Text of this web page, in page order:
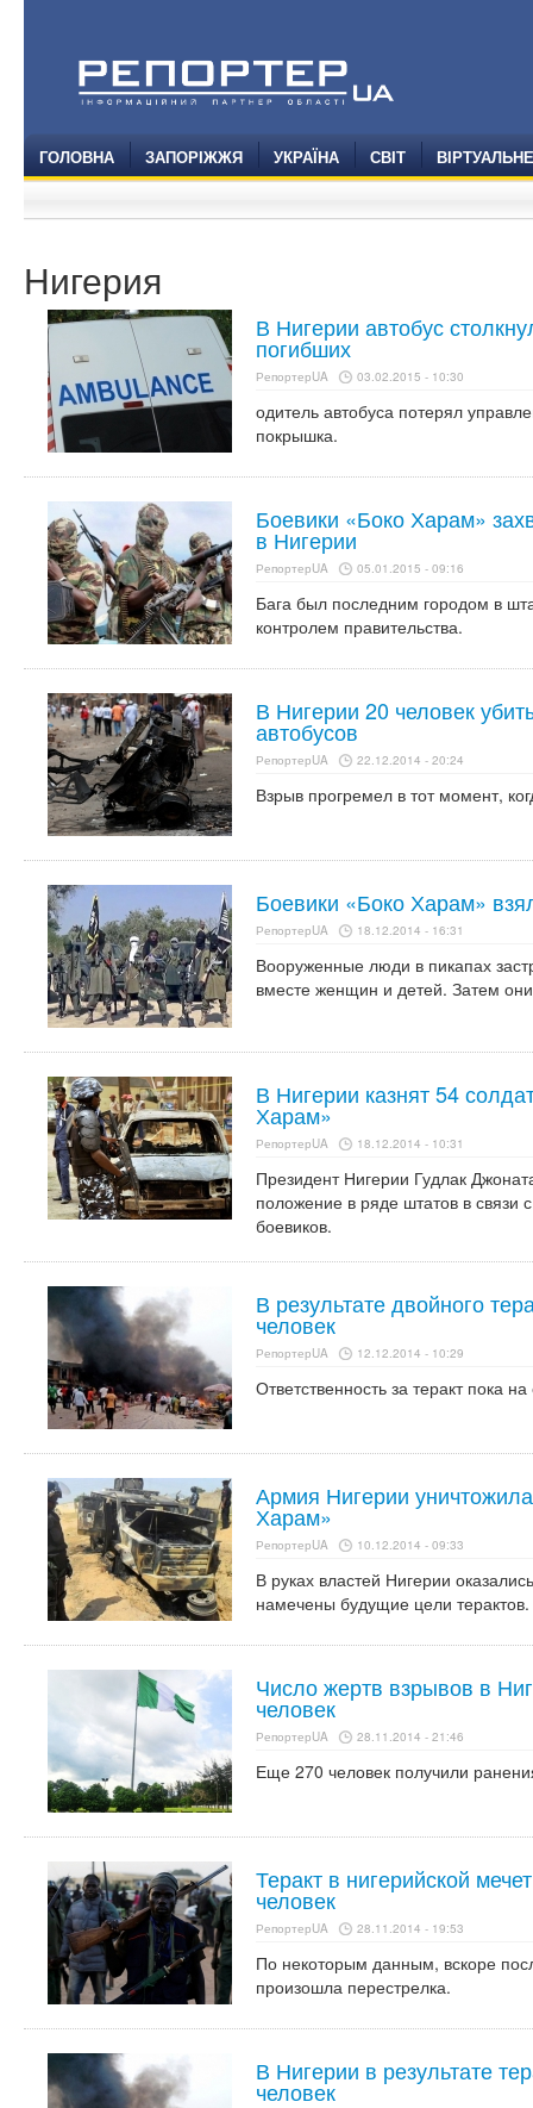
ГОЛОВНА ЗАПОРІЖЖЯ УКРАЇНА СВІТ
Нигерия
В Нигерии автобус
погибших
РепортерUA 03.02.2015 - 10:30
одитель автобуса потерял
покрышка.
Боевики «Боко Харам»
в Нигерии
РепортерUA 05.01.2015 - 09:16
Бага был последним городом в
контролем правительства.
В Нигерии 20 человек
автобусов
РепортерUA 22.12.2014 - 20:24
Взрыв прогремел в тот момент,
Боевики «Боко Харам»
РепортерUA 18.12.2014 - 16:31
Вооруженные люди в пикапах
вместе женщин и детей. Затем
В Нигерии казнят 54
Харам»
РепортерUA 18.12.2014 - 10:31
Президент Нигерии Гудлак
положение в ряде штатов в связи
боевиков.
В результате двойного
человек
РепортерUA 12.12.2014 - 10:29
Ответственность за теракт пока
Армия Нигерии
Харам»
РепортерUA 10.12.2014 - 09:33
В руках властей Нигерии
намечены будущие цели терактов.
Число жертв взрывов в
человек
РепортерUA 28.11.2014 - 21:46
Еще 270 человек получили
Теракт в нигерийской
человек
РепортерUA 28.11.2014 - 19:53
По некоторым данным, вскоре
произошла перестрелка.
В Нигерии в результате
человек